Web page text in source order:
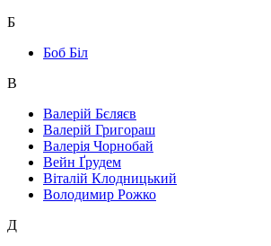
Б
Боб Біл
В
Валерій Бєляєв
Валерій Григораш
Валерія Чорнобай
Вейн Ґрудем
Віталій Клодницький
Володимир Рожко
Д